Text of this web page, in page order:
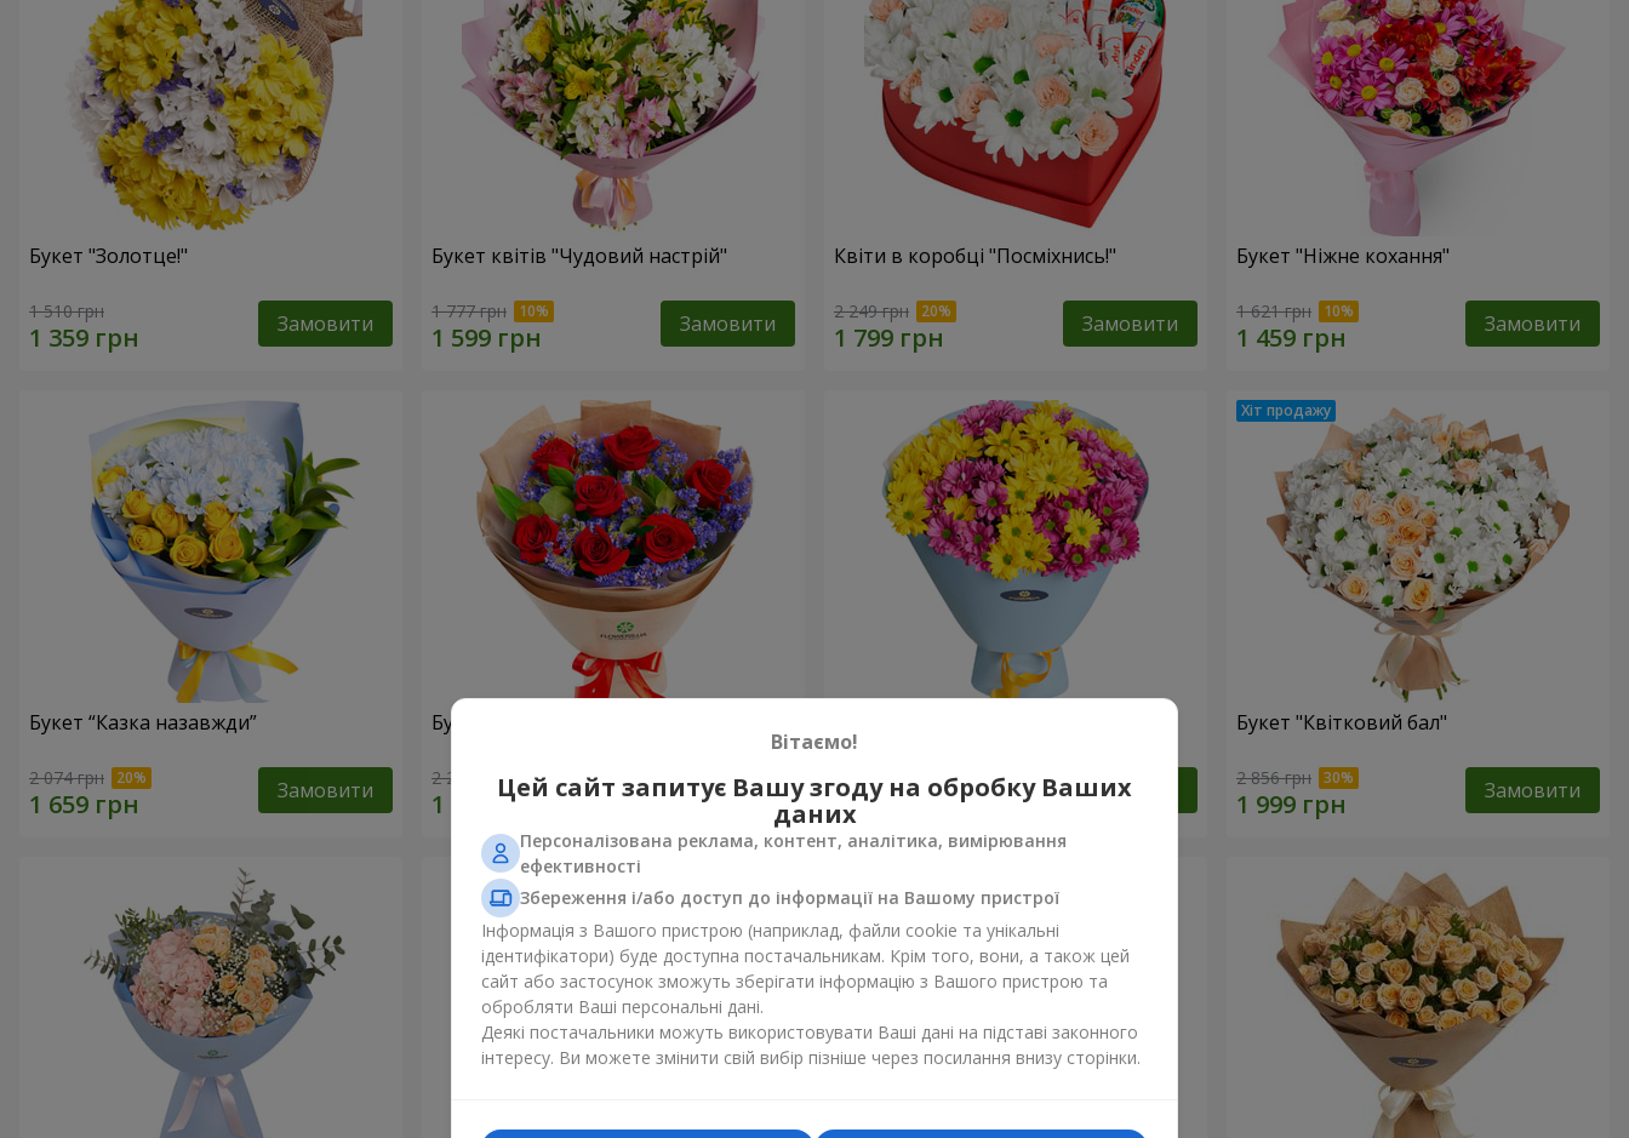
Букет "Золотце!"
1 510 грн Замовити
Букет квітів "Чудовий настрій"
1 777 грн Замовити
Квіти в коробці "Посміхнись!"
2 249 грн Замовити
Букет "Ніжне кохання"
1 621 грн Замовити
Букет “Казка назавжди”
2 074 грн Замовити
Букет “Солодке бажання”
2 227 грн Замовити 1 499 грн Замовити
Букет "Квітковий бал"
2 856 грн Замовити
Вітаємо!
Цей сайт запитує Вашу згоду на обробку Ваших
даних
Персоналізована реклама, контент, аналітика, вимірювання
ефективності
Збереження і/або доступ до інформації на Вашому пристрої
Інформація з Вашого пристрою (наприклад, файли cookie та унікальні
ідентифікатори) буде доступна постачальникам. Крім того, вони, а також цей
сайт або застосунок зможуть зберігати інформацію з Вашого пристрою та
обробляти Ваші персональні дані.
Деякі постачальники можуть використовувати Ваші дані на підставі законного
інтересу. Ви можете змінити свій вибір пізніше через посилання внизу сторінки.